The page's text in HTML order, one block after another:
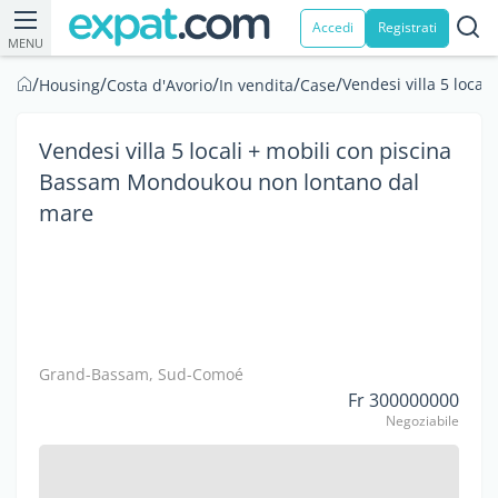
MENU
Accedi Registrati
/Housing/Costa d'Avorio/In vendita/Case/Vendesi villa 5
Vendesi villa 5 locali + mobili con piscina
Bassam Mondoukou non lontano dal
mare
Grand-Bassam, Sud-Comoé
Fr 300000000
Negoziabile